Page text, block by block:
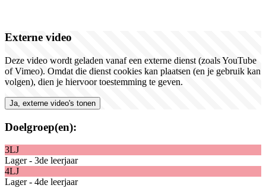
Externe video
Deze video wordt geladen vanaf een externe dienst (zoals YouTube
of Vimeo). Omdat die dienst cookies kan plaatsen (en je gebruik kan
volgen), dien je hiervoor toestemming te geven.
Ja, externe video's tonen
Doelgroep(en):
3LJ
Lager - 3de leerjaar
4LJ
Lager - 4de leerjaar